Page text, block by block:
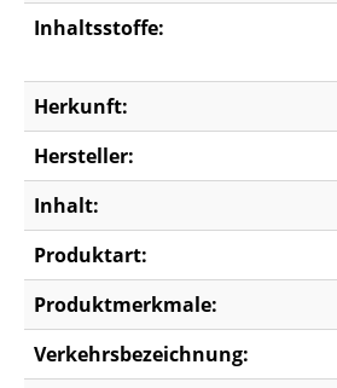
Inhaltsstoffe:
Herkunft:
Hersteller:
Inhalt:
Produktart:
Produktmerkmale:
Verkehrsbezeichnung: